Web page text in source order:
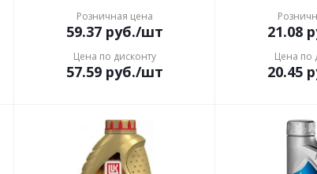
Розничная цена
59.37 руб./шт
Цена по дисконту
57.59 руб./шт
21.08
Цена по
20.45